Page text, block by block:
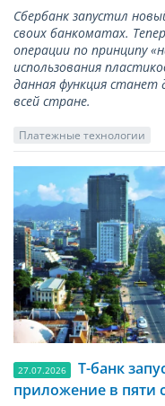
Сбербанк запустил
своих банкоматах.
операции по принципу
использования
данная функция станет
всей стране.
Платежные технологии
27.07.2026
Т-банк
приложение в пяти